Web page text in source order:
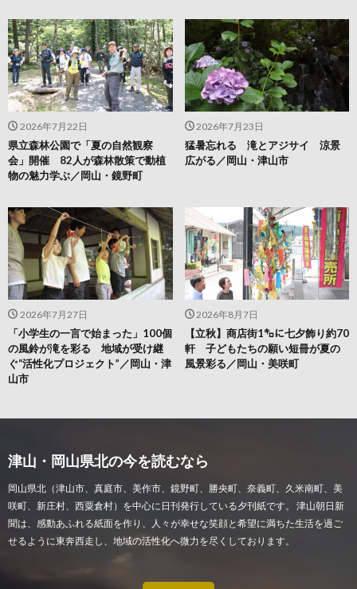
2026年8月7日
【立秋】商店街1㌔に七夕飾り約70
軒 子どもたちの願い短冊が夏の
風景彩る／岡山・美咲町
2026年7月27日
「小学生の一言で始まった」100個
の風鈴が滝を彩る 地域が受け継
ぐ“活性化プロジェクト”／岡山・津
山市
2026年7月23日
猛暑忘れる 滝とアジサイ 涼景
広がる／岡山・津山市
2026年7月22日
県立森林公園で「夏の自然観察
会」開催 82人が森林散策で動植
物の魅力学ぶ／岡山・鏡野町
津山・岡山県北の今を読むなら
岡山県北（津山市、真庭市、美作市、鏡野町、勝央町、奈義町、久米南町、美
咲町、新庄村、西粟倉村）を中心に日刊発行している夕刊紙です。 津山朝日新
聞は、感動あふれる紙面を作り、人々が幸せな笑顔と希望に満ちた生活を過ご
せるように東奔西走し、地域の活性化へ微力を尽くしております。